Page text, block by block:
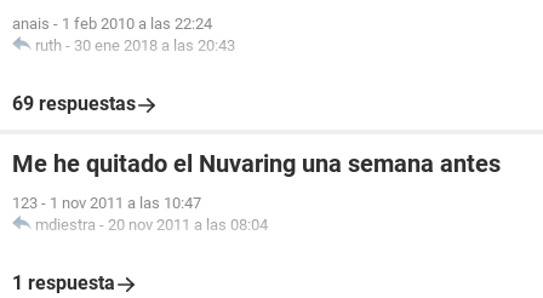
anais - 1 feb 2010 a las 22:24
ruth - 30 ene 2018 a las 20:43
69 respuestas
Me he quitado el Nuvaring una semana antes
123 - 1 nov 2011 a las 10:47
mdiestra - 20 nov 2011 a las 08:04
1 respuesta